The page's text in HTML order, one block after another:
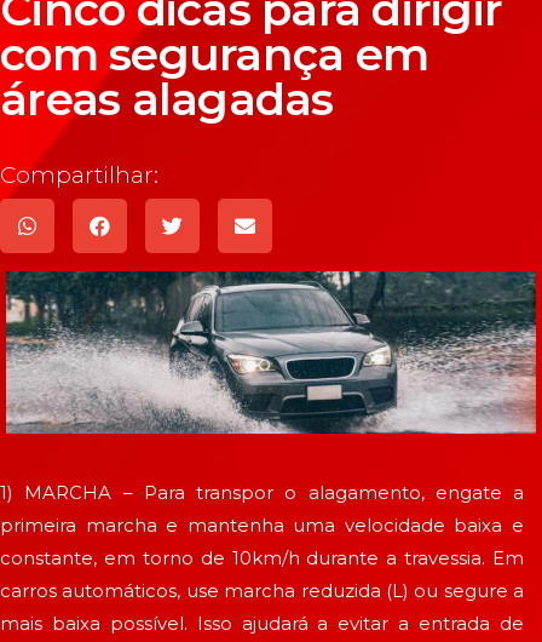
com segurança em
áreas alagadas
Compartilhar:
1) MARCHA – Para transpor o alagamento, engate a
primeira marcha e mantenha uma velocidade baixa e
constante, em torno de 10km/h durante a travessia. Em
carros automáticos, use marcha reduzida (L) ou segure a
mais baixa possível. Isso ajudará a evitar a entrada de